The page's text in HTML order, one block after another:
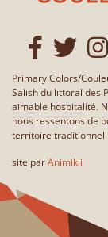
Primary Colors/
Salish du littoral des
aimable hospitalité.
nous ressentons de
territoire traditionnel
site parAnimikii